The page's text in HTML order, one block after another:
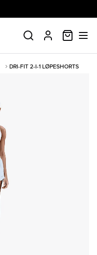
SØK PROFIL
DRI-FIT 2-I-1 LØPESHORTS